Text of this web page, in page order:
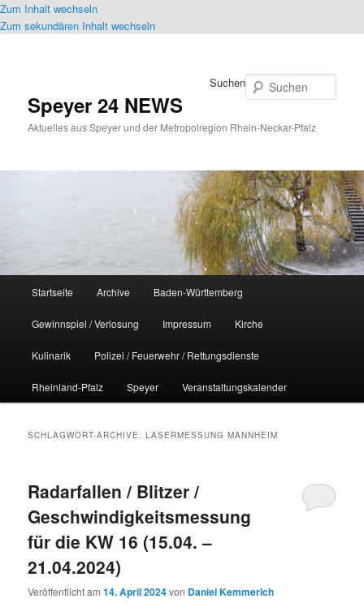
Zum Inhalt wechseln
Zum sekundären Inhalt wechseln
Speyer 24 NEWS
Aktuelles aus Speyer und der Metropolregion Rhein-Neckar-Pfalz
Suchen
Startseite Archive Baden-Württemberg
Gewinnspiel / Verlosung Impressum Kirche
Kulinarik Polizei / Feuerwehr / Rettungsdienste
Rheinland-Pfalz Speyer Veranstaltungskalender
SCHLAGWORT-ARCHIVE:LASERMESSUNG MANNHEIM
Radarfallen / Blitzer /
Geschwindigkeitsmessung
für die KW 16 (15.04. –
21.04.2024)
Veröffentlicht am14. April 2024von Daniel Kemmerich